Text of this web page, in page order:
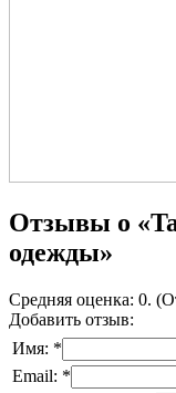
Отзывы о
одежды»
Средняя оценка: 0.
Добавить отзыв:
Имя: *
Email: *